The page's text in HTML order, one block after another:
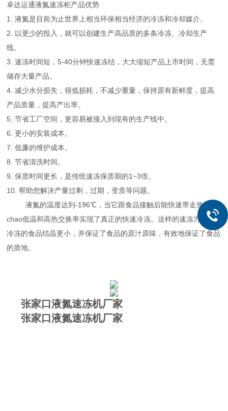
卓达运通液氮速冻柜产品优势
1. 液氮是目前为止世界上相当环保相当经济的冷冻和冷却媒介。
2. 以更少的投入，就可以创建生产高品质的多条冷冻、冷却生产
线。
3. 速冻时间短，5-40分钟快速冻结，大大缩短产品上市时间，无需
储存大量产品。
4. 减少水分损失，很低损耗，不减少重量，保持原有新鲜度，提高
产品质量，提高产出率。
5. 节省工厂空间，更容易被接入到现有的生产线中。
6. 更小的安装成本。
7. 低廉的维护成本。
8. 节省清洗时间。
9. 保质时间更长，是传统速冻保质期的1~3倍。
10. 帮助您解决产量过剩，过期，变质等问题。
液氮的温度达到-196℃，当它跟食品接触后能快速带走热量。
chao低温和高热交换率实现了真正的快速冷冻。这样的速冻方式让
冷冻的食品结晶更小，并保证了食品的原汁原味，有效地保证了食品
的质地。
张家口液氮速冻机厂家
张家口液氮速冻机厂家